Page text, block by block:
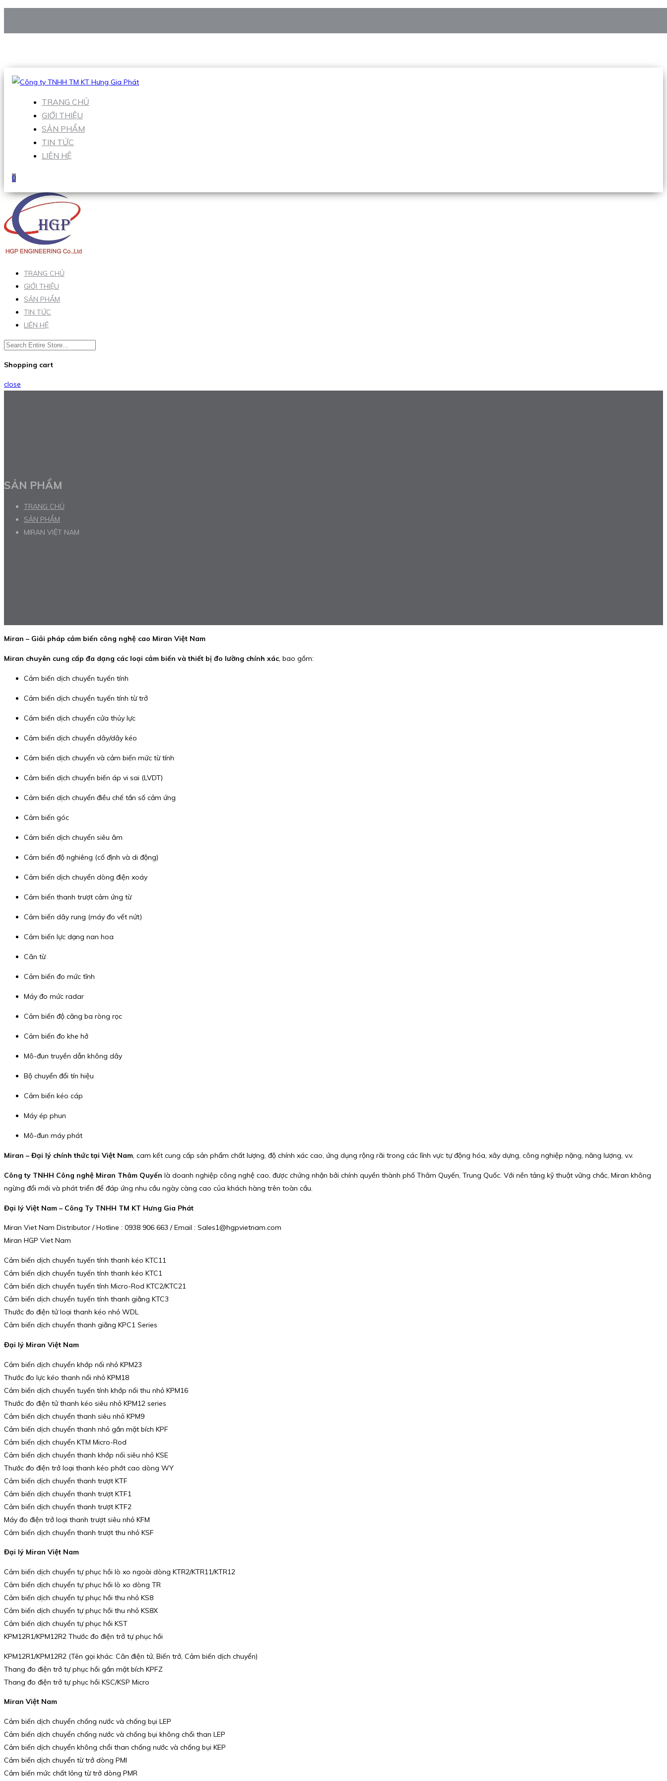
Hotline:0938 906 663
TRANG CHỦ
GIỚI THIỆU
SẢN PHẨM
TIN TỨC
LIÊN HỆ
0
TRANG CHỦ
GIỚI THIỆU
SẢN PHẨM
TIN TỨC
LIÊN HỆ
Shopping cart
close
SẢN PHẨM
TRANG CHỦ
SẢN PHẨM
MIRAN VIỆT NAM
Miran – Giải pháp cảm biến công nghệ cao Miran Việt Nam
Miran chuyên cung cấp đa dạng các loại cảm biến và thiết bị đo lường chính xác, bao gồm:
Cảm biến dịch chuyển tuyến tính
Cảm biến dịch chuyển tuyến tính từ trở
Cảm biến dịch chuyển cửa thủy lực
Cảm biến dịch chuyển dây/dây kéo
Cảm biến dịch chuyển và cảm biến mức từ tính
Cảm biến dịch chuyển biến áp vi sai (LVDT)
Cảm biến dịch chuyển điều chế tần số cảm ứng
Cảm biến góc
Cảm biến dịch chuyển siêu âm
Cảm biến độ nghiêng (cố định và di động)
Cảm biến dịch chuyển dòng điện xoáy
Cảm biến thanh trượt cảm ứng từ
Cảm biến dây rung (máy đo vết nứt)
Cảm biến lực dạng nan hoa
Cân từ
Cảm biến đo mức tĩnh
Máy đo mức radar
Cảm biến độ căng ba ròng rọc
Cảm biến đo khe hở
Mô-đun truyền dẫn không dây
Bộ chuyển đổi tín hiệu
Cảm biến kéo cáp
Máy ép phun
Mô-đun máy phát
Miran – Đại lý chính thức tại Việt Nam, cam kết cung cấp sản phẩm chất lượng, độ chính xác cao, ứng dụng rộng rãi trong các lĩnh vực tự động hóa, xây dựng, công nghiệp nặng, năng lượng, v.v.
Công ty TNHH Công nghệ Miran Thâm Quyến là doanh nghiệp công nghệ cao, được chứng nhận bởi chính quyền thành phố Thâm Quyến, Trung Quốc. Với nền tảng kỹ thuật vững chắc, Miran không
ngừng đổi mới và phát triển để đáp ứng nhu cầu ngày càng cao của khách hàng trên toàn cầu.
Đại lý Việt Nam – Công Ty TNHH TM KT Hưng Gia Phát
Miran Viet Nam Distributor / Hotline : 0938 906 663 / Email : Sales1@hgpvietnam.com
Miran HGP Viet Nam
Cảm biến dịch chuyển tuyến tính thanh kéo KTC11
Cảm biến dịch chuyển tuyến tính thanh kéo KTC1
Cảm biến dịch chuyển tuyến tính Micro-Rod KTC2/KTC21
Cảm biến dịch chuyển tuyến tính thanh giằng KTC3
Thước đo điện tử loại thanh kéo nhỏ WDL
Cảm biến dịch chuyển thanh giằng KPC1 Series
Đại lý Miran Việt Nam
Cảm biến dịch chuyển khớp nối nhỏ KPM23
Thước đo lực kéo thanh nối nhỏ KPM18
Cảm biến dịch chuyển tuyến tính khớp nối thu nhỏ KPM16
Thước đo điện tử thanh kéo siêu nhỏ KPM12 series
Cảm biến dịch chuyển thanh siêu nhỏ KPM9
Cảm biến dịch chuyển thanh nhỏ gắn mặt bích KPF
Cảm biến dịch chuyển KTM Micro-Rod
Cảm biến dịch chuyển thanh khớp nối siêu nhỏ KSE
Thước đo điện trở loại thanh kéo phớt cao dòng WY
Cảm biến dịch chuyển thanh trượt KTF
Cảm biến dịch chuyển thanh trượt KTF1
Cảm biến dịch chuyển thanh trượt KTF2
Máy đo điện trở loại thanh trượt siêu nhỏ KFM
Cảm biến dịch chuyển thanh trượt thu nhỏ KSF
Đại lý Miran Việt Nam
Cảm biến dịch chuyển tự phục hồi lò xo ngoài dòng KTR2/KTR11/KTR12
Cảm biến dịch chuyển tự phục hồi lò xo dòng TR
Cảm biến dịch chuyển tự phục hồi thu nhỏ KS8
Cảm biến dịch chuyển tự phục hồi thu nhỏ KS8X
Cảm biến dịch chuyển tự phục hồi KST
KPM12R1/KPM12R2 Thước đo điện trở tự phục hồi
KPM12R1/KPM12R2 (Tên gọi khác: Cân điện tử, Biến trở, Cảm biến dịch chuyển)
Thang đo điện trở tự phục hồi gắn mặt bích KPFZ
Thang đo điện trở tự phục hồi KSC/KSP Micro
Miran Việt Nam
Cảm biến dịch chuyển chống nước và chống bụi LEP
Cảm biến dịch chuyển chống nước và chống bụi không chổi than LEP
Cảm biến dịch chuyển không chổi than chống nước và chống bụi KEP
Cảm biến dịch chuyển từ trở dòng PMI
Cảm biến mức chất lỏng từ trở dòng PMR